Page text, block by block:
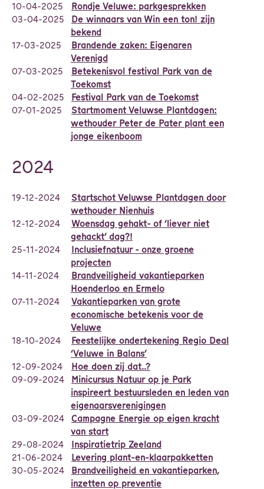
10-04-2025
Rondje Veluwe: parkgesprekken
03-04-2025
De winnaars van Win een ton! zijn
bekend
17-03-2025
Brandende zaken: Eigenaren
Verenigd
07-03-2025
Betekenisvol festival Park van de
Toekomst
04-02-2025
Festival Park van de Toekomst
07-01-2025
Startmoment Veluwse Plantdagen:
wethouder Peter de Pater plant een
jonge eikenboom
2024
19-12-2024
Startschot Veluwse Plantdagen door
wethouder Nienhuis
12-12-2024
Woensdag gehakt- of ‘liever niet
gehackt’ dag?!
25-11-2024
Inclusiefnatuur - onze groene
projecten
14-11-2024
Brandveiligheid vakantieparken
Hoenderloo en Ermelo
07-11-2024
Vakantieparken van grote
economische betekenis voor de
Veluwe
18-10-2024
Feestelijke ondertekening Regio Deal
‘Veluwe in Balans’
12-09-2024
Hoe doen zij dat..?
09-09-2024
Minicursus Natuur op je Park
inspireert bestuursleden en leden van
eigenaarsverenigingen
03-09-2024
Campagne Energie op eigen kracht
van start
29-08-2024
Inspiratietrip Zeeland
21-06-2024
Levering plant-en-klaarpakketten
30-05-2024
Brandveiligheid en vakantieparken,
inzetten op preventie